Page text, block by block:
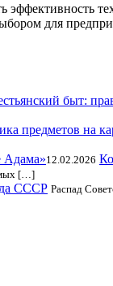
для
быт:
предметов на
12.02.2026
[…]
СССР Распад